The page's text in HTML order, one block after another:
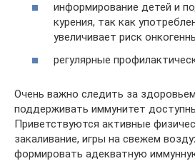
информирование детей и
курения, так как
увеличивает риск
регулярные
Очень важно следить за
поддерживать иммунитет
Приветствуются активные
закаливание, игры на свежем
формировать адекватную